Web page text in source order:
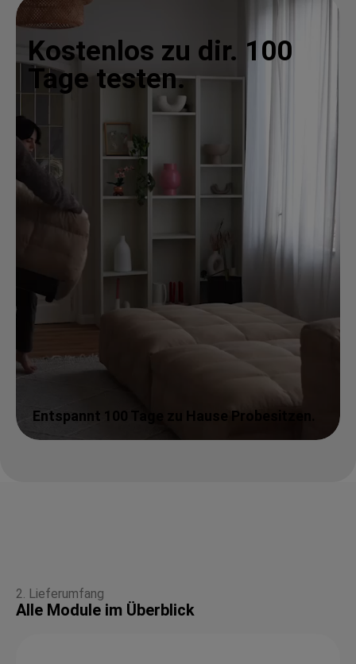
Kostenlos zu dir. 100
Tage testen.
Entspannt 100 Tage zu Hause Probesitzen.
2. Lieferumfang
Alle Module im Überblick